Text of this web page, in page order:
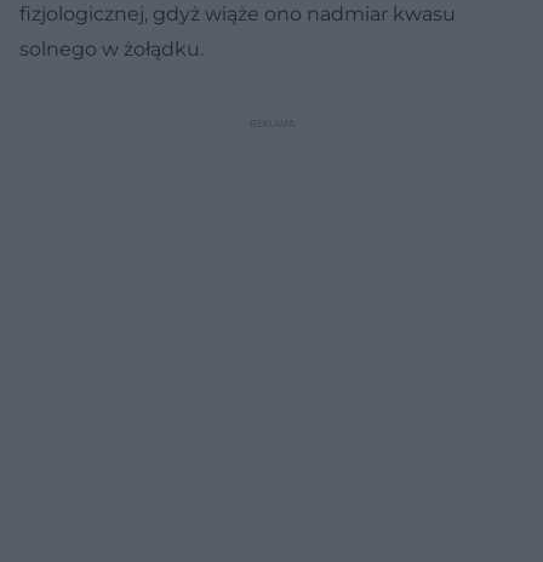
fizjologicznej, gdyż wiąże ono nadmiar kwasu
solnego w żołądku.